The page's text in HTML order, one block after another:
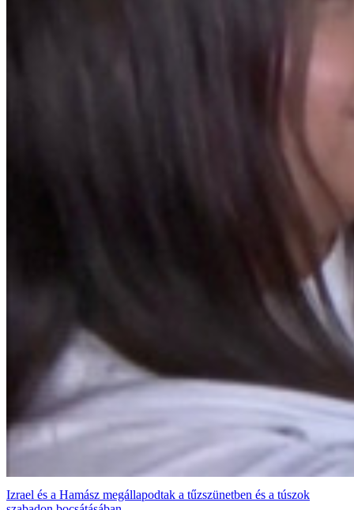
Izrael és a Hamász megállapodtak a tűzszünetben és a túszok